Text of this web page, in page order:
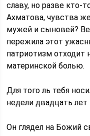
славу, но разве кто-
Ахматова, чувства
мужей и сыновей?
пережила этот
патриотизм отходит
материнской болью.
Для того ль тебя
недели двадцать лет
Он глядел на Божий